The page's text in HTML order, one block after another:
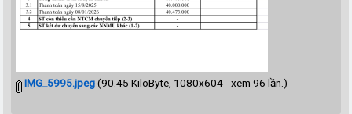
--
IMG_5995.jpeg(90.45 KiloByte, 1080x604 - xem 96 lần.)